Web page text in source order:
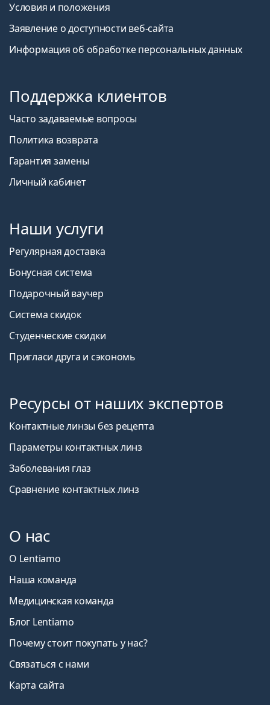
Условия и положения
Заявление о доступности веб-сайта
Информация об обработке персональных данных
Поддержка клиентов
Часто задаваемые вопросы
Политика возврата
Гарантия замены
Личный кабинет
Наши услуги
Регулярная доставка
Бонусная система
Подарочный ваучер
Система скидок
Студенческие скидки
Пригласи друга и сэкономь
Ресурсы от наших экспертов
Контактные линзы без рецепта
Параметры контактных линз
Заболевания глаз
Сравнение контактных линз
О нас
О Lentiamo
Наша команда
Медицинская команда
Блог Lentiamo
Почему стоит покупать у нас?
Связаться с нами
Карта сайта